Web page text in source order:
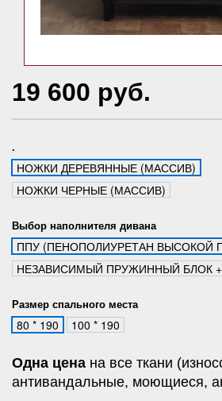
19 600 руб.
.
НОЖКИ ДЕРЕВЯННЫЕ (МАССИВ)
НОЖКИ ЧЕРНЫЕ (МАССИВ)
Выбор наполнителя дивана
ППУ (ПЕНОПОЛИУРЕТАН ВЫСОКОЙ
НЕЗАВИСИМЫЙ ПРУЖИННЫЙ БЛОК
Размер спального места
80 * 190 100 * 190
Одна цена на все ткани
антивандальные, моющиеся,